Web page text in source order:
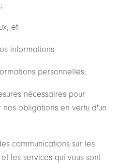
et
informations
personnelles:
nécessaires pour
obligations en vertu d'un
communications sur les
les services qui vous sont